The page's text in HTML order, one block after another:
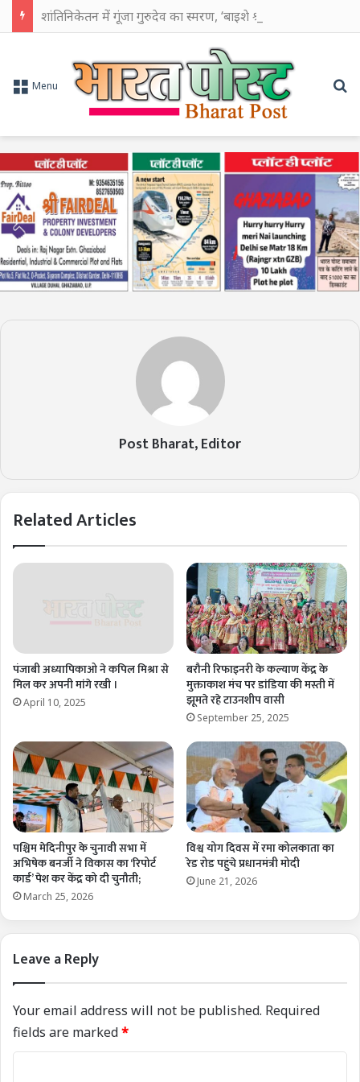
Menu
Post Bharat, Editor
Related Articles
पंजाबी अध्यापिकाओ ने कपिल मिश्रा से
मिल कर अपनी मांगे रखी ।
April 10, 2025
बरौनी रिफाइनरी के कल्याण केंद्र के
मुक्ताकाश मंच पर डांडिया की मस्ती में
झूमते रहे टाउनशीप वासी
September 25, 2025
पश्चिम मेदिनीपुर के चुनावी सभा में
अभिषेक बनर्जी ने विकास का ‘रिपोर्ट
कार्ड’ पेश कर केंद्र को दी चुनौती;
March 25, 2026
विश्व योग दिवस में रमा कोलकाता का
रेड रोड पहुंचे प्रधानमंत्री मोदी
June 21, 2026
Leave a Reply
Your email address will not be published. Required
fields are marked*